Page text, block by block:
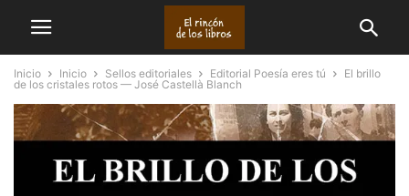
Inicio Inicio Sellos editoriales Editorial Poesía eres tú
El brillo
de los cristales rotos — José Castellà Blanch